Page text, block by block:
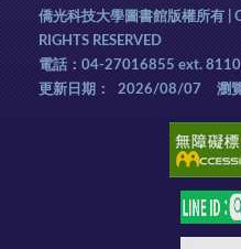
僑光科技大學圖書館版權所有 |
RIGHTS RESERVED
電話：04-27016855 ext.
更新日期：
2026/08/07 瀏